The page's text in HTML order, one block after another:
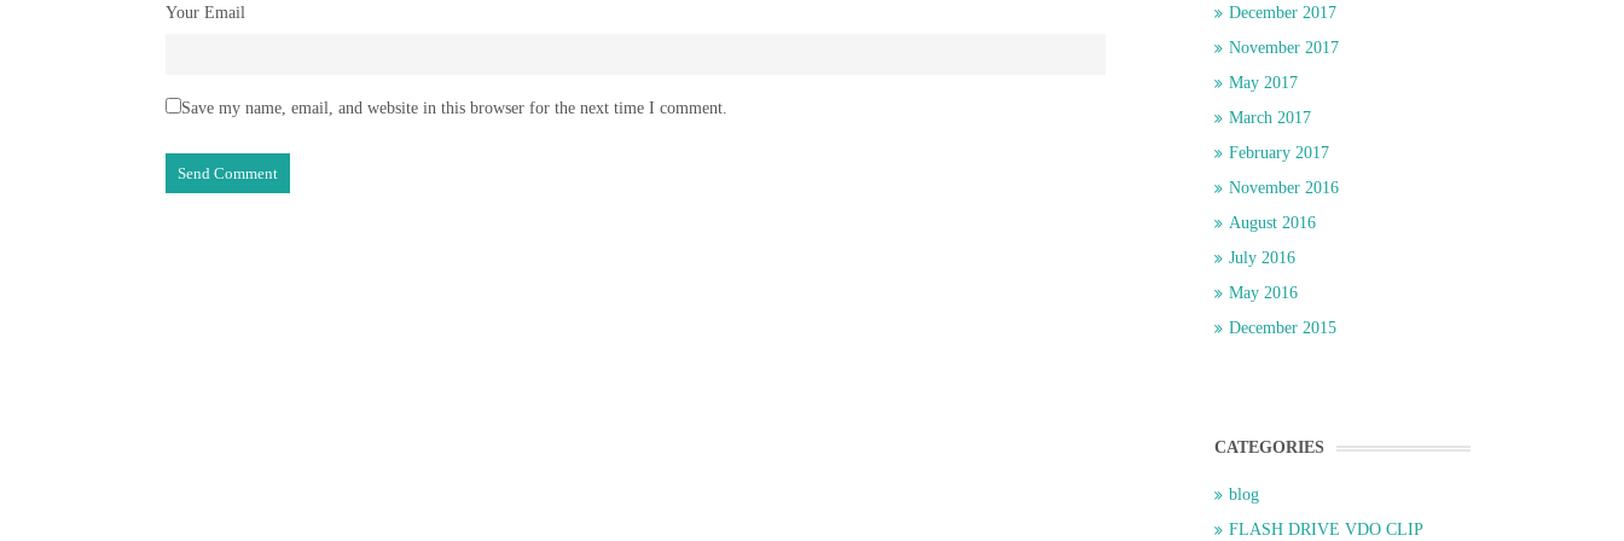
Your Email
Save my name, email, and website in this browser for the next time I comment.
December 2017
November 2017
May 2017
March 2017
February 2017
November 2016
August 2016
July 2016
May 2016
December 2015
CATEGORIES
blog
FLASH DRIVE VDO CLIP